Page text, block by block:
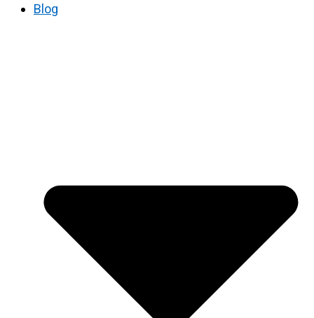
Blog